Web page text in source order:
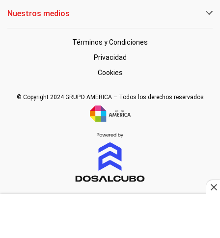
Nuestros medios
Términos y Condiciones
Privacidad
Cookies
© Copyright 2024 GRUPO AMERICA – Todos los derechos reservados